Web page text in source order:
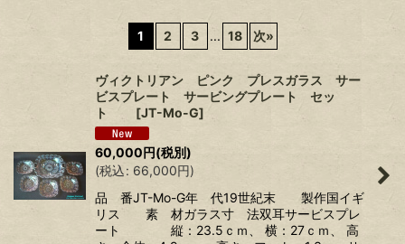
絞り込む
1 2 3 ... 18 次»
ヴィクトリアン ピンク プレスガラス サー
ビスプレート サービングプレート セッ
ト
[JT-Mo-G]
60,000円(税別)
(税込: 66,000円)
品 番JT-Mo-G年 代19世紀末 製作国イギ
リス 素 材ガラス寸 法双耳サービスプレ
ート 縦：23.5ｃｍ、 横：27ｃｍ、 高